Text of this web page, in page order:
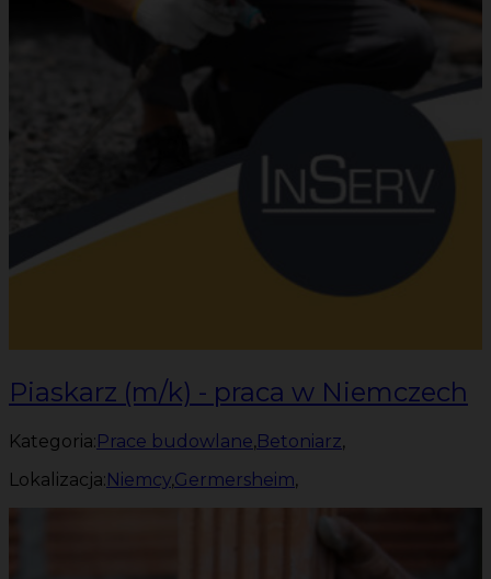
Piaskarz (m/k) - praca w Niemczech
Kategoria: Prace budowlane,Betoniarz,
Lokalizacja: Niemcy,Germersheim,